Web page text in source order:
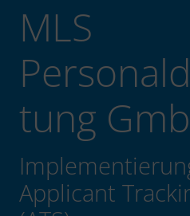
MLS
tung
Applicant